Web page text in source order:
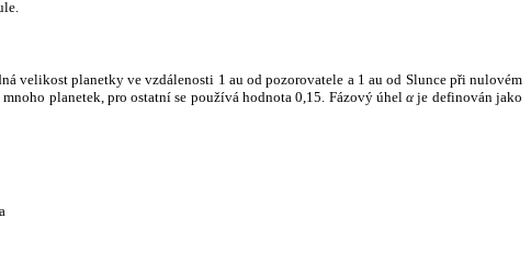
velikost planetky ve vzdálenosti 1 au od pozorovatele a 1 au od Slunce při nulovém
mnoho planetek, pro ostatní se používá hodnota 0,15. Fázový úhelα je definován jako